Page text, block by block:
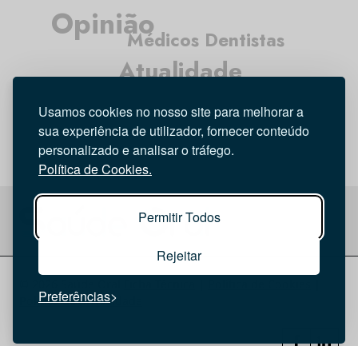
Usamos cookies no nosso site para melhorar a
sua experiência de utilizador, fornecer conteúdo
personalizado e analisar o tráfego.
Política de Cookies.
Permitir Todos
Rejeitar
Preferências
Atualidade
Médicos Dentistas
Entrevista
Opinião
Investigação
Política de privacidade